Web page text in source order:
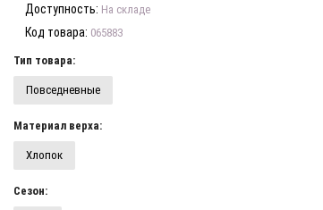
Доступность: На складе
Код товара: 065883
Тип товара:
Повседневные
Материал верха:
Хлопок
Сезон: